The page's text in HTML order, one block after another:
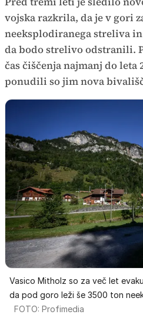
vojska razkrila, da je v gori
neeksplodiranega streliva
da bodo strelivo odstranili.
čas čiščenja najmanj do leta
ponudili so jim nova
Vasico Mitholz so za več let
da pod goro leži še 3500 ton
FOTO: Profimedia